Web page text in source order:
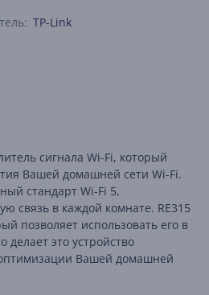
TP-Link
сигнала Wi-Fi, который
Вашей домашней сети Wi-Fi.
стандарт Wi-Fi 5,
связь в каждой комнате. RE315
позволяет использовать его в
делает это устройство
Вашей домашней